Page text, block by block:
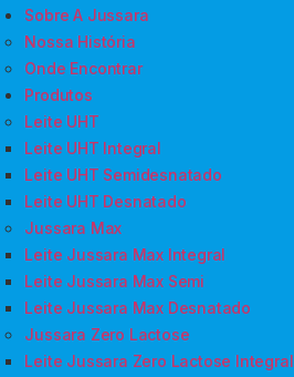
Sobre A Jussara
Nossa História
Onde Encontrar
Produtos
Leite UHT
Leite UHT Integral
Leite UHT Semidesnatado
Leite UHT Desnatado
Jussara Max
Leite Jussara Max Integral
Leite Jussara Max Semi
Leite Jussara Max Desnatado
Jussara Zero Lactose
Leite Jussara Zero Lactose Integral